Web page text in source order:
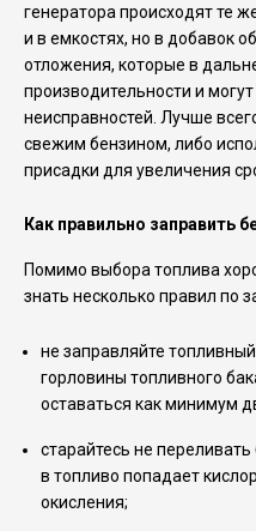
генератора происходят те
и в емкостях, но в добавок
отложения, которые в
производительности и
неисправностей. Лучше
свежим бензином, либо
присадки для увеличения
Как правильно заправить
Помимо выбора топлива
знать несколько правил по
не заправляйте
горловины топливного
оставаться как минимум
старайтесь не
в топливо попадает
окисления;